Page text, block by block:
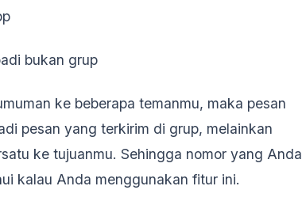
bukan grup
ke beberapa temanmu, maka pesan
pesan yang terkirim di grup, melainkan
ke tujuanmu. Sehingga nomor yang Anda
kalau Anda menggunakan fitur ini.